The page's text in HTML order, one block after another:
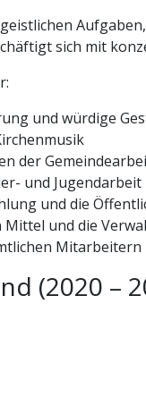
sich mit
und würdige
der
und
und die
und die
(2020 –